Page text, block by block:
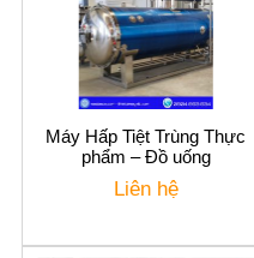
Máy Hấp Tiệt Trùng Thực
phẩm – Đồ uống
Liên hệ